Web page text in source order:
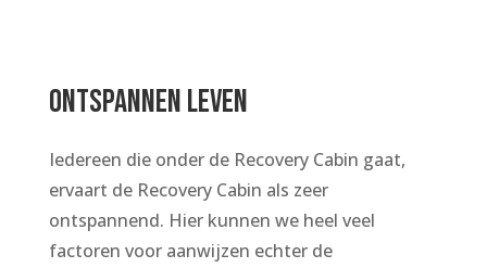
ONTSPANNEN LEVEN
Iedereen die onder de Recovery Cabin gaat,
ervaart de Recovery Cabin als zeer
ontspannend. Hier kunnen we heel veel
factoren voor aanwijzen echter de